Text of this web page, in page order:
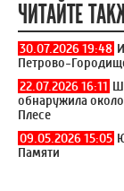
ЧИТАЙТЕ
30.07.2026 19:48
Петрово-
22.07.2026 16:11
обнаружила
Плесе
09.05.2026 15:05
Памяти